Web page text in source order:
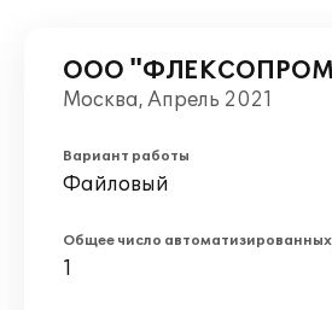
ООО
Москва, Апрель 2021
Вариант работы
Файловый
Общее число
1